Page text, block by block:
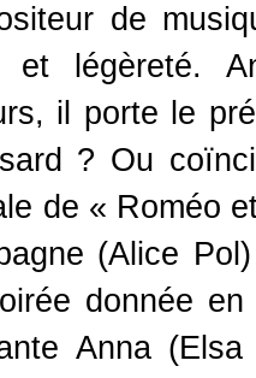
de
et légèreté.
il porte le
? Ou
de « Roméo
(Alice
donnée
Anna